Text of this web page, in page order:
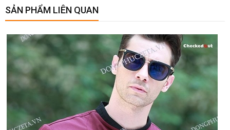
SẢN PHẨM LIÊN QUAN